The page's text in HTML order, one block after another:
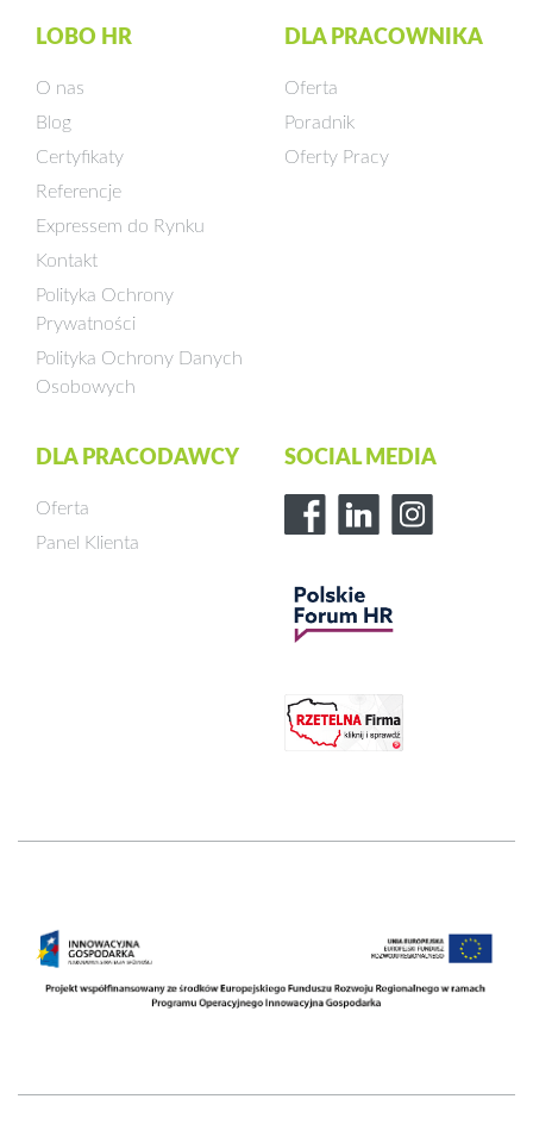
LOBO HR
O nas
Blog
Certyfikaty
Referencje
Expressem do Rynku
Kontakt
Polityka Ochrony
Prywatności
Polityka Ochrony Danych
Osobowych
DLA PRACOWNIKA
Oferta
Poradnik
Oferty Pracy
DLA PRACODAWCY
Oferta
Panel Klienta
SOCIAL MEDIA